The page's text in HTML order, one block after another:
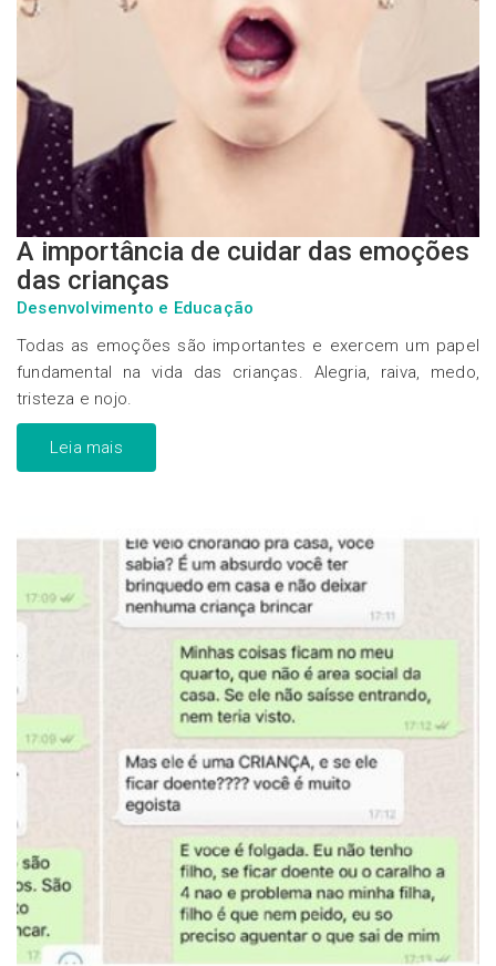
A importância de cuidar das emoções
das crianças
Desenvolvimento e Educação
Todas as emoções são importantes e exercem um papel
fundamental na vida das crianças. Alegria, raiva, medo,
tristeza e nojo.
Leia mais